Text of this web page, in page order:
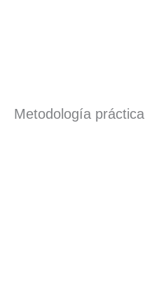
Metodología práctica